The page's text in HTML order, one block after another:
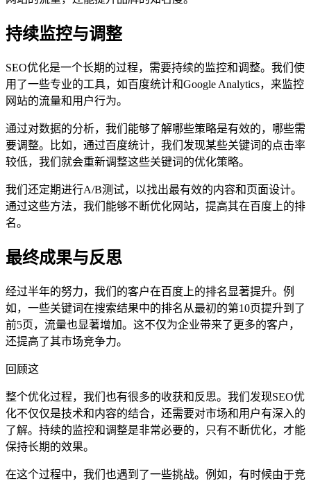
持续监控与调整
SEO优化是一个长期的过程，需要持续的监控和调整。我们使
用了一些专业的工具，如百度统计和Google Analytics，来监控
网站的流量和用户行为。
通过对数据的分析，我们能够了解哪些策略是有效的，哪些需
要调整。比如，通过百度统计，我们发现某些关键词的点击率
较低，我们就会重新调整这些关键词的优化策略。
我们还定期进行A/B测试，以找出最有效的内容和页面设计。
通过这些方法，我们能够不断优化网站，提高其在百度上的排
名。
最终成果与反思
经过半年的努力，我们的客户在百度上的排名显著提升。例
如，一些关键词在搜索结果中的排名从最初的第10页提升到了
前5页，流量也显著增加。这不仅为企业带来了更多的客户，
还提高了其市场竞争力。
回顾这
整个优化过程，我们也有很多的收获和反思。我们发现SEO优
化不仅仅是技术和内容的结合，还需要对市场和用户有深入的
了解。持续的监控和调整是非常必要的，只有不断优化，才能
保持长期的效果。
在这个过程中，我们也遇到了一些挑战。例如，有时候由于竞